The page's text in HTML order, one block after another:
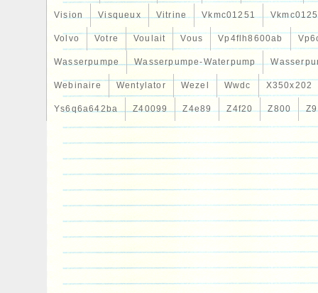
Vision Visqueux Vitrine Vkmc01251
Volvo Votre Voulait Vous Vp4flh8600ab
Wasserpumpe Wasserpumpe-Waterpump
Webinaire Wentylator Wezel Wwdc X350x202
Ys6q6a642ba Z40099 Z4e89 Z4f20 Z800